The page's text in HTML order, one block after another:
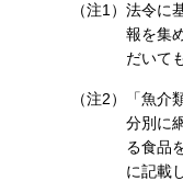
（注1） 法令に
報を集
だいて
（注2）
「魚介
分別に
る食品
に記載